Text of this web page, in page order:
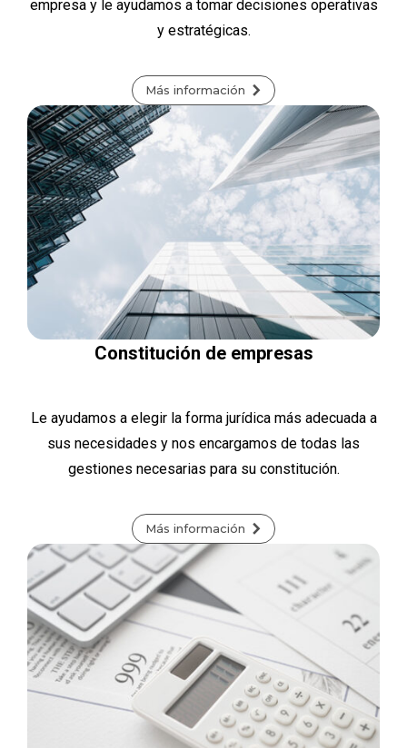
empresa y le ayudamos a tomar decisiones operativas
y estratégicas.
Más información
Constitución de empresas
Le ayudamos a elegir la forma jurídica más adecuada a
sus necesidades y nos encargamos de todas las
gestiones necesarias para su constitución.
Más información